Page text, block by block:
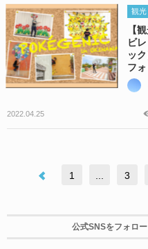
観光
【
ビ
ッ
フ
2022.04.25
1 3
公式SNSをフォロ